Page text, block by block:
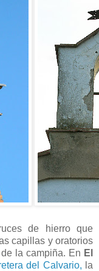
de hierro que
capillas y oratorios
la campiña. En El
del Calvario, la